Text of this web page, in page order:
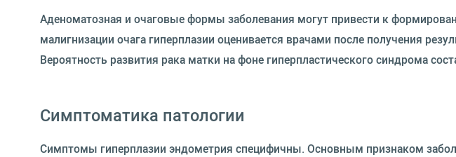
Аденоматозная и очаговые формы заболевания могут привести к
малигнизации очага гиперплазии оценивается врачами после получения
Вероятность развития рака матки на фоне гиперпластического синдрома
Симптоматика патологии
Симптомы гиперплазии эндометрия специфичны. Основным признаком